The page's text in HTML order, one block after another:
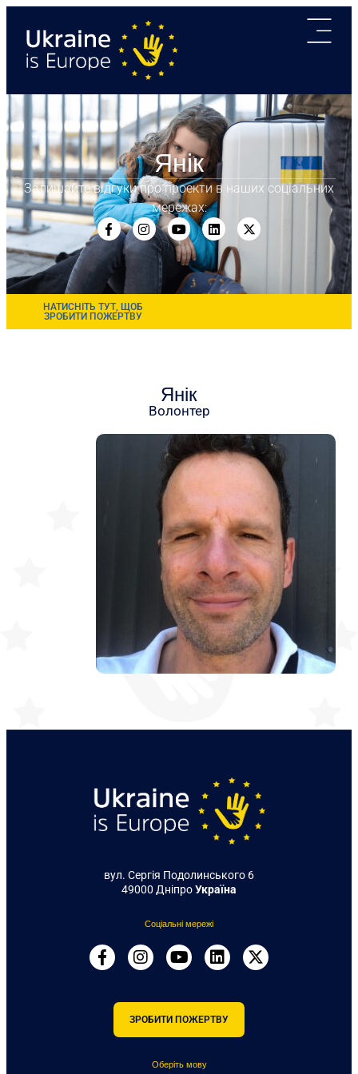
Янік
Залишайте відгуки про проекти в наших соціальних
мережах:
НАТИСНІТЬ ТУТ, ЩОБ
ЗРОБИТИ ПОЖЕРТВУ
Янік
Волонтер
вул. Сергія Подолинського 6
49000 ДніпроУкраїна
Соціальні мережі
ЗРОБИТИ ПОЖЕРТВУ
Оберіть мову